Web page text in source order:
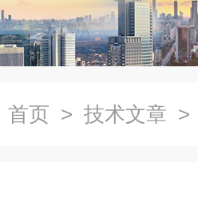
首页 > 技术文章 >